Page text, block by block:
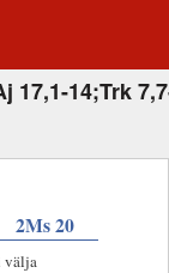
17,1-14;Trk
2Ms 20
välja